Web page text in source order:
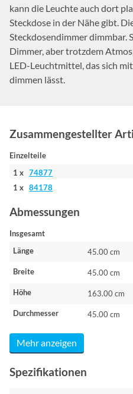
kann die Leuchte auch dort
Steckdose in der Nähe gibt.
Steckdosendimmer dimmbar.
Dimmer, aber trotzdem
LED-Leuchtmittel, das sich
dimmen lässt.
Zusammengestellter
Einzelteile
1 x74877
1 x84178
Abmessungen
Insgesamt
Länge
45.00 cm
Breite 45.00 cm
Höhe 163.00 cm
Durchmesser 45.00 cm
Mehr anzeigen
Spezifikationen